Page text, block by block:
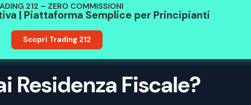
212 – ZERO COMMISSIONI
| Piattaforma Semplice per Principianti
Scopri Trading 212
Residenza Fiscale?